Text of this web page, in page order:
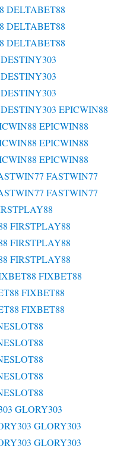
DELTABET88
DELTABET88
DELTABET88
DESTINY303
DESTINY303
DESTINY303
DESTINY303 EPICWIN88
EPICWIN88
EPICWIN88
EPICWIN88
FASTWIN77
FASTWIN77
FIRSTPLAY88
FIRSTPLAY88
FIRSTPLAY88
FIXBET88
FIXBET88
FIXBET88
GLORY303
GLORY303
GLORY303